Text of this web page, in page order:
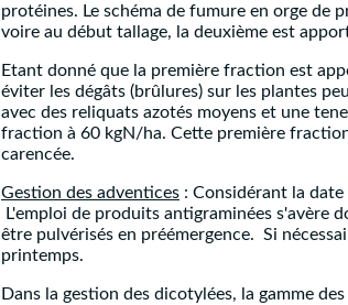
protéines. Le schéma de fumure en orge de
voire au début tallage, la deuxième est
Etant donné que la première fraction est
éviter les dégâts (brûlures) sur les plantes
avec des reliquats azotés moyens et une
fraction à 60 kgN/ha. Cette première
carencée.
Gestion des adventices : Considérant la
L'emploi de produits antigraminées s'avère
être pulvérisés en préémergence. Si
printemps.
Dans la gestion des dicotylées, la gamme